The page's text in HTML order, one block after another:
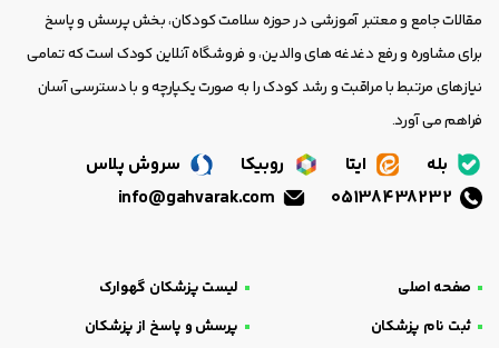
مقالات جامع و معتبر آموزشی در حوزه سلامت کودکان، بخش پرسش و پاسخ
برای مشاوره و رفع دغدغه های والدین، و فروشگاه آنلاین کودک است که تمامی
نیازهای مرتبط با مراقبت و رشد کودک را به صورت یکپارچه و با دسترسی آسان
فراهم می آورد.
بله ایتا روبیکا
سروش پلاس
صفحه اصلی
لیست پزشکان گهوارک
ثبت نام پزشکان
پرسش و پاسخ از پزشکان